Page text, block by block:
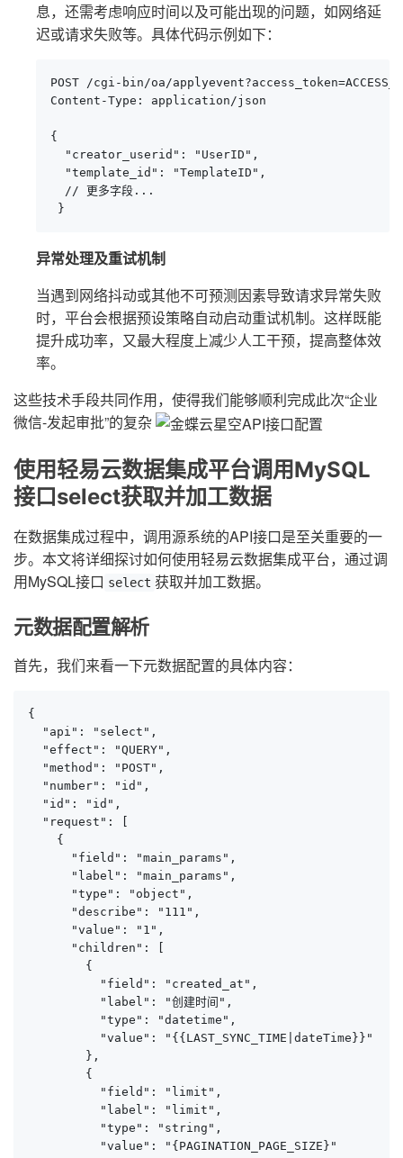
息，还需考虑响应时间以及可能出现的问题，如网络延
迟或请求失败等。具体代码示例如下：
POST /cgi-bin/oa/
Content-Type: application/json
{
  "creator_userid": "UserID",
  "template_id": "TemplateID",
  // 更多字段...
}
异常处理及重试机制
当遇到网络抖动或其他不可预测因素导致请求异常失败
时，平台会根据预设策略自动启动重试机制。这样既能
提升成功率，又最大程度上减少人工干预，提高整体效
率。
这些技术手段共同作用，使得我们能够顺利完成此次“企业
微信-发起审批”的复杂
使用轻易云数据集成平台调用MySQL
接口select获取并加工数据
在数据集成过程中，调用源系统的API接口是至关重要的一
步。本文将详细探讨如何使用轻易云数据集成平台，通过调
用MySQL接口 select 获取并加工数据。
元数据配置解析
首先，我们来看一下元数据配置的具体内容：
{
  "api": "select",
  "effect": "QUERY",
  "method": "POST",
  "number": "id",
  "id": "id",
  "request": [
    {
      "field": "main_params",
      "label": "main_params",
      "type": "object",
      "describe": "111",
      "value": "1",
      "children": [
        {
          "field": "created_at",
          "label": "创建时间",
          "type": "datetime",
          "value": "{{LAST_SYNC_TIME|dateTime}}"
        },
        {
          "field": "limit",
          "label": "limit",
          "type": "string",
          "value": "{PAGINATION_PAGE_SIZE}"